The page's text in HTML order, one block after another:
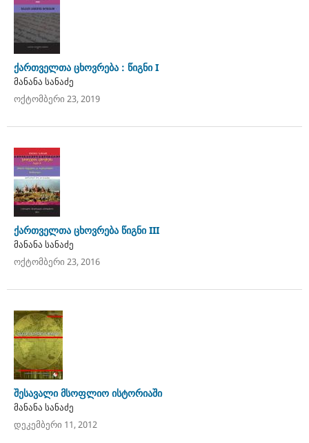
ქართველთა ცხოვრება : წიგნი I
მანანა სანაძე
ოქტომბერი 23, 2019
ქართველთა ცხოვრება წიგნი III
მანანა სანაძე
ოქტომბერი 23, 2016
შესავალი მსოფლიო ისტორიაში
მანანა სანაძე
დეკემბერი 11, 2012